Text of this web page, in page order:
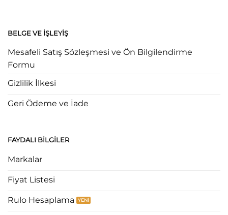
BELGE VE İŞLEYIŞ
Mesafeli Satış Sözleşmesi ve Ön Bilgilendirme
Formu
Gizlilik İlkesi
Geri Ödeme ve İade
FAYDALI BILGILER
Markalar
Fiyat Listesi
Rulo Hesaplama